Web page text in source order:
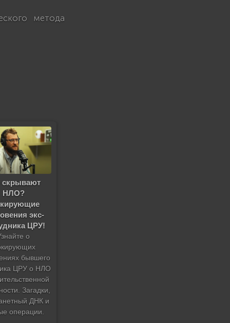
метода
скрывают
НЛО?
экс-
ЦРУ!
о
бывшего
ЦРУ о НЛО
Загадки,
ДНК и
операции.